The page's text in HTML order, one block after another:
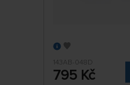
143AB-048D
795 Kč